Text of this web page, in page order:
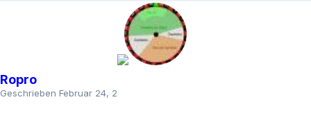
Ropro
Geschrieben Februar 24, 2023